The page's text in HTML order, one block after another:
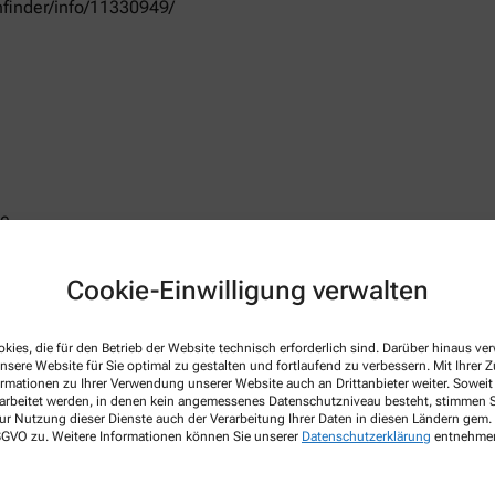
Cookie-Einwilligung verwalten
die für den Betrieb der Website technisch erforderlich sind. Darüber hinaus
Website für Sie optimal zu gestalten und fortlaufend zu verbessern. Mit Ihrer
zu Ihrer Verwendung unserer Website auch an Drittanbieter weiter. Soweit
werden, in denen kein angemessenes Datenschutzniveau besteht, stimmen
Nutzung dieser Dienste auch der Verarbeitung Ihrer Daten in diesen Ländern
zu. Weitere Informationen können Sie unserer Datenschutzerklärung
info/11330949/
Arzneimittelpreisverordnung,
des Bundesvereinigung Deutscher Apothekerverbände
im Geltungsbereich des Arzneimittelgesetzes (AMG)